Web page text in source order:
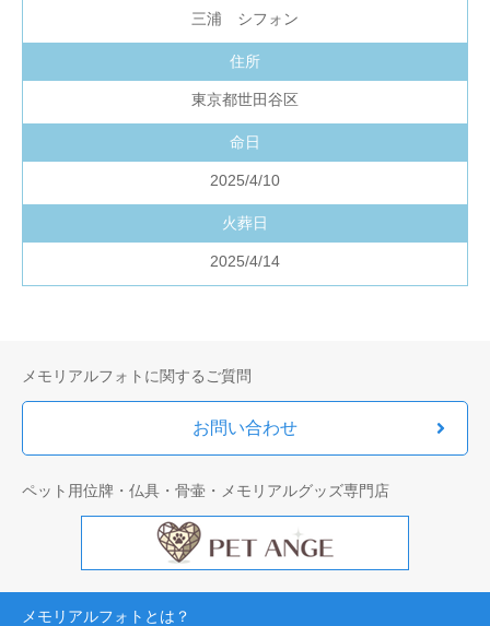
三浦 シフォン
住所
東京都世田谷区
命日
2025/4/10
火葬日
2025/4/14
メモリアルフォトに関するご質問
お問い合わせ
ペット用位牌・仏具・骨壷・メモリアルグッズ専門店
メモリアルフォトとは？